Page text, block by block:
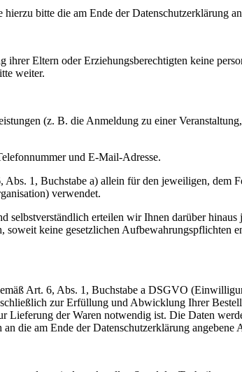
bitte die am Ende der Datenschutzerklärung
Eltern oder Erziehungsberechtigten keine
weiter.
(z. B. die Anmeldung zu einer
und E-Mail-Adresse.
1, Buchstabe a) allein für den jeweiligen, dem
verwendet.
selbstverständlich erteilen wir Ihnen darüber
keine gesetzlichen Aufbewahrungspflichten
Art. 6, Abs. 1, Buchstabe a DSGVO
zur Erfüllung und Abwicklung Ihrer
der Waren notwendig ist. Die Daten
die am Ende der Datenschutzerklärung angebene